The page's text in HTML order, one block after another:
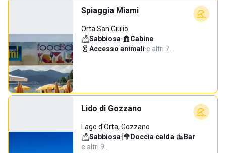
Spiaggia Miami
Orta San Giulio
Sabbiosa· Cabine·
Accesso animali·e altri 7…
Lido di Gozzano
Lago d'Orta, Gozzano
Sabbiosa· Doccia calda· Bar·
e altri 9…